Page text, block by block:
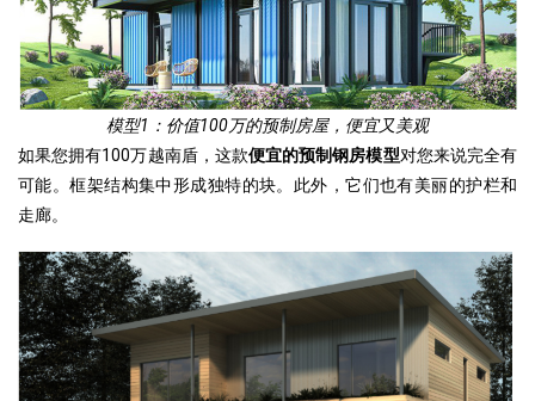
模型1：价值100万的预制房屋，便宜又美观
如果您拥有100万越南盾，这款便宜的预制钢房模型对您来说完全有
可能。框架结构集中形成独特的块。此外，它们也有美丽的护栏和
走廊。